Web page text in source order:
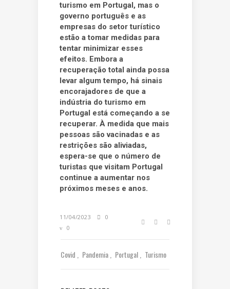
turismo em Portugal, mas o
governo português e as
empresas do setor turístico
estão a tomar medidas para
tentar minimizar esses
efeitos. Embora a
recuperação total ainda possa
levar algum tempo, há sinais
encorajadores de que a
indústria do turismo em
Portugal está começando a se
recuperar. À medida que mais
pessoas são vacinadas e as
restrições são aliviadas,
espera-se que o número de
turistas que visitam Portugal
continue a aumentar nos
próximos meses e anos.
11/04/2023
0
0
Covid Pandemia Portugal Turismo